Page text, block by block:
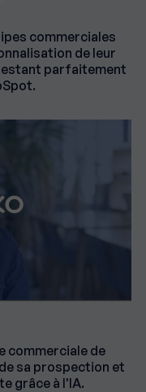
commerciales
de leur
parfaitement
commerciale de
sa prospection et
grâce à l'IA.